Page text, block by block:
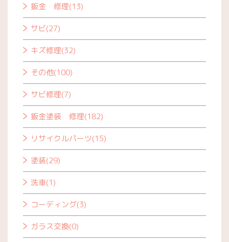
鈑金 修理(13)
サビ(27)
キズ修理(32)
その他(100)
サビ修理(7)
鈑金塗装 修理(182)
リサイクルパーツ(15)
塗装(29)
洗車(1)
コーディング(3)
ガラス交換(0)